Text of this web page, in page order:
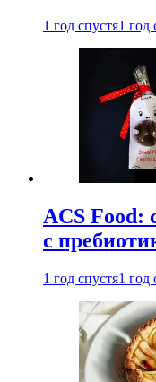
1 год спустя1 год
ACS Food:
с
1 год спустя1 год